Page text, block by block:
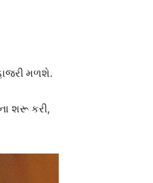
મળશે.
શરૂ કરી,